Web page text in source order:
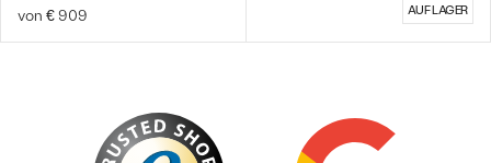
Nebensteine Ring
Diamant
von € 909 AUF LAGER